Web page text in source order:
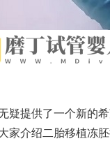
疑提供了一个新的
家介绍二胎移植冻